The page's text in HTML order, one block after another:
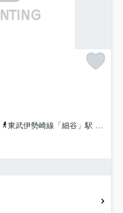
東武伊勢崎線「細谷」駅 徒歩39分